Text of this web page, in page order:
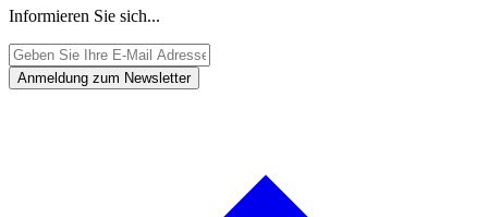
Informieren Sie sich...
Anmeldung zum Newsletter